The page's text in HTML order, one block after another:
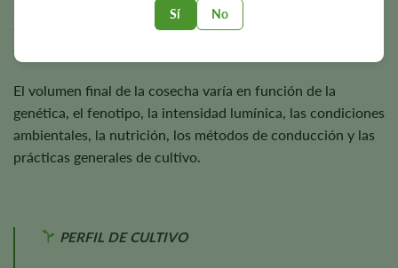
Sí No
son capaces de producir aproximadamente
cultivo interior y hasta500 gramospor planta en cultivo
exterior, en condiciones de cultivo favorables.
El volumen final de la cosecha varía en función de la
genética, el fenotipo, la intensidad lumínica, las condiciones
ambientales, la nutrición, los métodos de conducción y las
prácticas generales de cultivo.
PERFIL DE CULTIVO